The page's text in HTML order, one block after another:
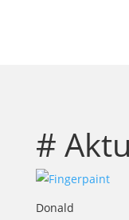
#
Donald